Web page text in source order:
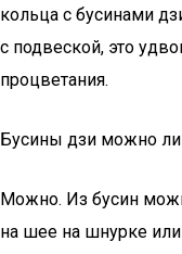
кольца с бусинами
с подвеской, это
процветания.
Бусины дзи можно ли
Можно. Из бусин
на шее на шнурке